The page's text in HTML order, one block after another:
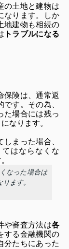
の土地と建物は
なります。しか
地建物も相続の
トラブルになる
保険は、通常返
す。その為、
た場合には残っ
なります。
まった場合、
はならなくな
なった場合は
ます。
や審査方法は各
する金融機関の
分たちにあった